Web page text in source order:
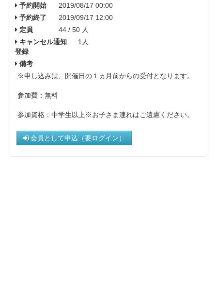
予約開始
2019/08/17 00:00
予約終了
2019/09/17 12:00
定員
44 / 50 人
キャンセル通知
登録
1人
備考
※申し込みは、開催日の１ヵ月前からの受付となります。
参加費：無料
参加資格：中学生以上※お子さま連れはご遠慮ください。
会員として申込（要ログイン）